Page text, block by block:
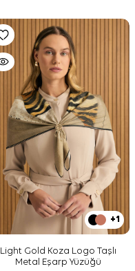
+1
Light Gold Koza Logo Taşlı
Metal Eşarp Yüzüğü